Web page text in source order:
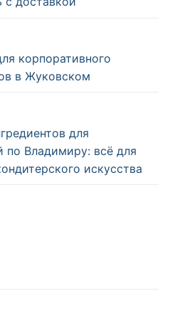
корпоративного
в Жуковском
для
по Владимиру: всё для
искусства